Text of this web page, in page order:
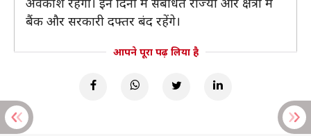
बैंक और सरकारी दफ्तर बंद रहेंगे।
आपने पूरा पढ़ लिया है